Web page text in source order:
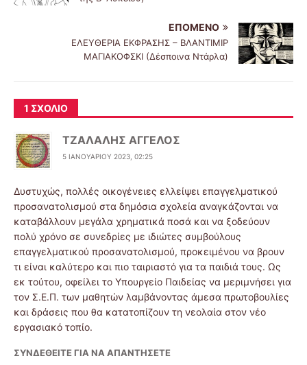
ΕΠΌΜΕΝΟ
ΕΛΕΥΘΕΡΙΑ ΕΚΦΡΑΣΗΣ – ΒΛΑΝΤΙΜΙΡ
ΜΑΓΙΑΚΟΦΣΚΙ (Δέσποινα Ντάρλα)
1 ΣΧΌΛΙΟ
ΤΖΑΛΑΛΗΣ ΑΓΓΕΛΟΣ
5 ΙΑΝΟΥΑΡΊΟΥ 2023, 02:25
Δυστυχώς, πολλές οικογένειες ελλείψει επαγγελματικού
προσανατολισμού στα δημόσια σχολεία αναγκάζονται να
καταβάλλουν μεγάλα χρηματικά ποσά και να ξοδεύουν
πολύ χρόνο σε συνεδρίες με ιδιώτες συμβούλους
επαγγελματικού προσανατολισμού, προκειμένου να βρουν
τι είναι καλύτερο και πιο ταιριαστό για τα παιδιά τους. Ως
εκ τούτου, οφείλει το Υπουργείο Παιδείας να μεριμνήσει για
τον Σ.Ε.Π. των μαθητών λαμβάνοντας άμεσα πρωτοβουλίες
και δράσεις που θα κατατοπίζουν τη νεολαία στον νέο
εργασιακό τοπίο.
ΣΥΝΔΕΘΕΊΤΕ ΓΙΑ ΝΑ ΑΠΑΝΤΉΣΕΤΕ